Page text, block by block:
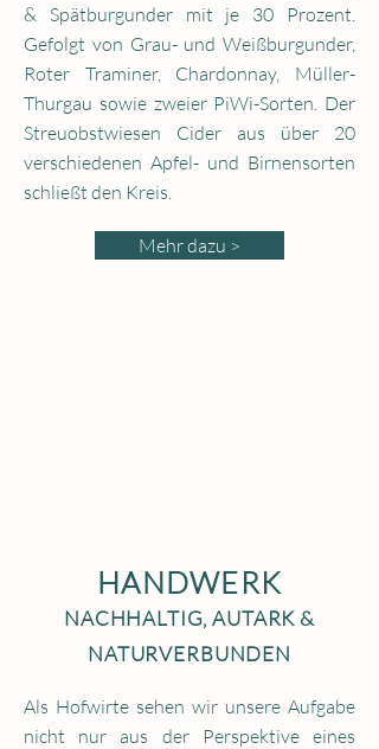
& Spätburgunder mit je 30 Prozent.
Gefolgt von Grau- und Weißburgunder,
Roter Traminer, Chardonnay, Müller-
Thurgau sowie zweier PiWi-Sorten. Der
Streuobstwiesen Cider aus über 20
verschiedenen Apfel- und Birnensorten
schließt den Kreis.
Mehr dazu >
HANDWERK
NACHHALTIG, AUTARK &
NATURVERBUNDEN
Als Hofwirte sehen wir unsere Aufgabe
nicht nur aus der Perspektive eines